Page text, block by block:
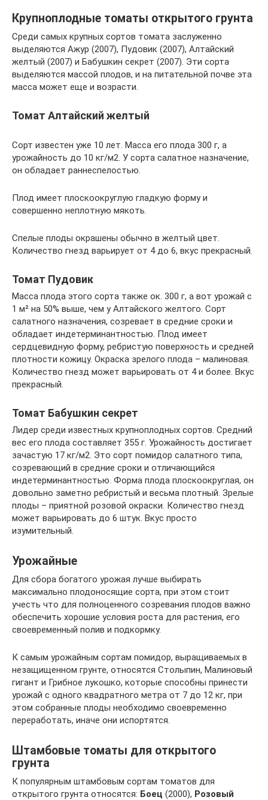
Крупноплодные томаты открытого грунта
Среди самых крупных сортов томата заслуженно
выделяются Ажур (2007), Пудовик (2007), Алтайский
желтый (2007) и Бабушкин секрет (2007). Эти сорта
выделяются массой плодов, и на питательной почве эта
масса может еще и возрасти.
Томат Алтайский желтый
Сорт известен уже 10 лет. Масса его плода 300 г, а
урожайность до 10 кг/м2. У сорта салатное назначение,
он обладает раннеспелостью.
Плод имеет плоскоокруглую гладкую форму и
совершенно неплотную мякоть.
Спелые плоды окрашены обычно в желтый цвет.
Количество гнезд варьирует от 4 до 6, вкус прекрасный.
Томат Пудовик
Масса плода этого сорта также ок. 300 г, а вот урожай с
1 м² на 50% выше, чем у Алтайского желтого. Сорт
салатного назначения, созревает в средние сроки и
обладает индетерминантностью. Плод имеет
сердцевидную форму, ребристую поверхность и средней
плотности кожицу. Окраска зрелого плода – малиновая.
Количество гнезд может варьировать от 4 и более. Вкус
прекрасный.
Томат Бабушкин секрет
Лидер среди известных крупноплодных сортов. Средний
вес его плода составляет 355 г. Урожайность достигает
зачастую 17 кг/м2. Это сорт помидор салатного типа,
созревающий в средние сроки и отличающийся
индетерминантностью. Форма плода плоскоокруглая, он
довольно заметно ребристый и весьма плотный. Зрелые
плоды – приятной розовой окраски. Количество гнезд
может варьировать до 6 штук. Вкус просто
изумительный.
Урожайные
Для сбора богатого урожая лучше выбирать
максимально плодоносящие сорта, при этом стоит
учесть что для полноценного созревания плодов важно
обеспечить хорошие условия роста для растения, его
своевременный полив и подкормку.
К самым урожайным сортам помидор, выращиваемых в
незащищенном грунте, относятся Столыпин, Малиновый
гигант и Грибное лукошко, которые способны принести
урожай с одного квадратного метра от 7 до 12 кг, при
этом собранные плоды необходимо своевременно
переработать, иначе они испортятся.
Штамбовые томаты для открытого
грунта
К популярным штамбовым сортам томатов для
открытого грунта относятся: Боец (2000), Розовый